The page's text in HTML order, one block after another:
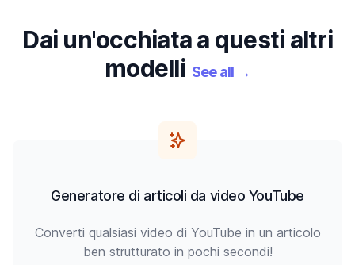
Dai un'occhiata a questi altri
modelli See all →
Generatore di articoli da video YouTube
Converti qualsiasi video di YouTube in un articolo
ben strutturato in pochi secondi!